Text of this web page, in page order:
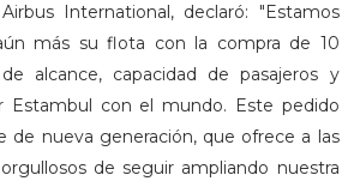
International, declaró: "Estamos
más su flota con la compra de 10
alcance, capacidad de pasajeros y
Estambul con el mundo. Este pedido
de nueva generación, que ofrece a las
de seguir ampliando nuestra